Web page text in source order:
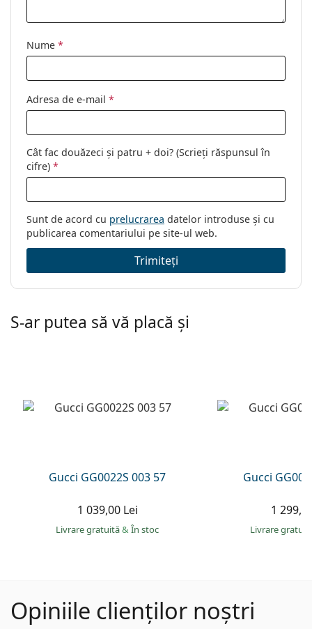
Nume *
Adresa de e-mail *
Cât fac douăzeci și patru + doi? (Scrieți răspunsul în
cifre) *
Sunt de acord cu prelucrarea datelor introduse și cu
publicarea comentariului pe site-ul web.
Trimiteți
S-ar putea să vă placă și
Gucci GG0022S 003 57
1 039,00 Lei
Livrare gratuită& În stoc
Gucci
1
Livrare
Opiniile clienților noștri